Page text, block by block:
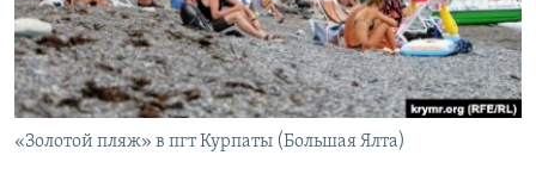
ПОБЕДИТЕЛЕЙ НЕ СУДЯТ?
КРЫМ.НЕПОКОРЕННЫЙ
ELIFBE
УКРАИНСКАЯ ПРОБЛЕМА КРЫМА
ПРИСОЕДИНЯЙТЕСЬ!
«Золотой пляж» в пгт Курпаты (Большая Ялта)